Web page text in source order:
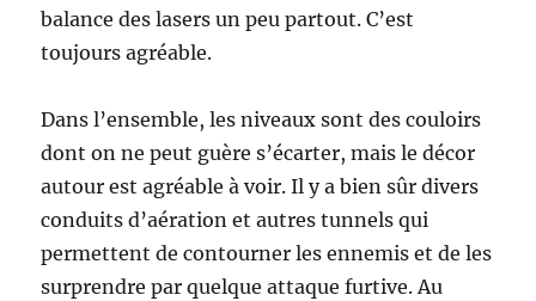
balance des lasers un peu partout. C’est
toujours agréable.
Dans l’ensemble, les niveaux sont des couloirs
dont on ne peut guère s’écarter, mais le décor
autour est agréable à voir. Il y a bien sûr divers
conduits d’aération et autres tunnels qui
permettent de contourner les ennemis et de les
surprendre par quelque attaque furtive. Au